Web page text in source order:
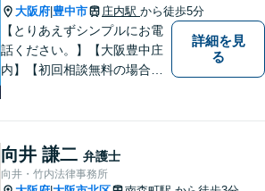
大阪府 豊中市 庄内駅 から徒歩5分
【とりあえずシンプルにお電
話ください。】【大阪豊中庄
内】【初回相談無料の場合あ
やWEB相談もございますので
お気軽にお問合せください】
詳細を見
る
向井 謙二 弁護士
向井・竹内法律事務所